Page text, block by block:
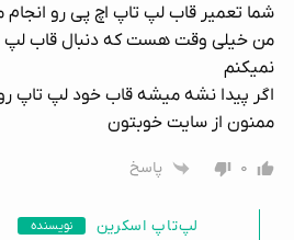
شما تعمیر قاب لپ تاپ اچ پی رو انجام
من خیلی وقت هست که دنبال قاب لپ
نمیکنم
اگر پیدا نشه میشه قاب خود لپ تاپ
ممنون از سایت خوبتون
۰ پاسخ
لپ‌تاپ اسکرین نویسنده